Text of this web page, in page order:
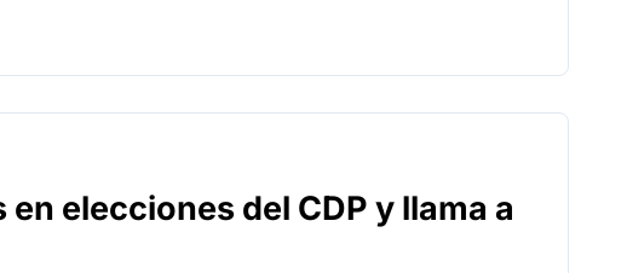
elecciones del CDP y llama a